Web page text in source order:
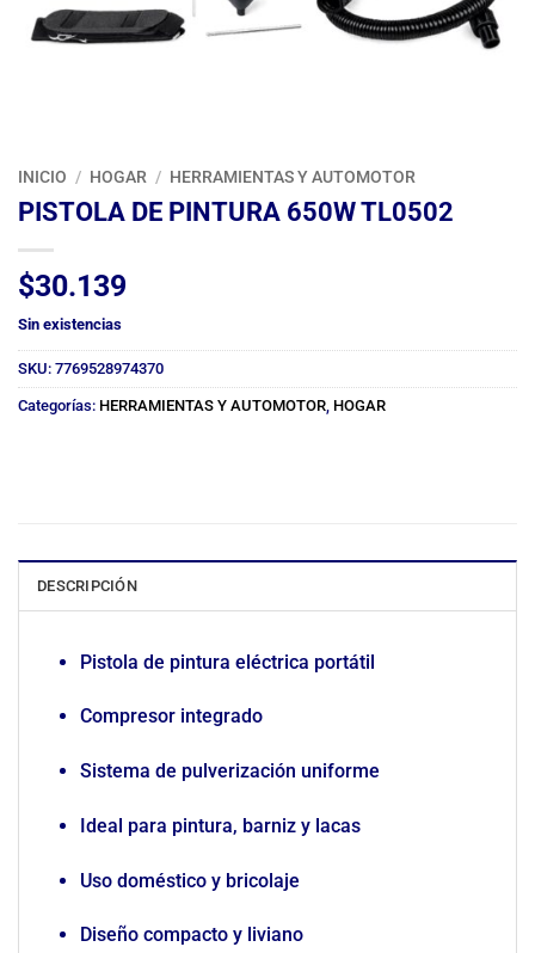
INICIO / HOGAR / HERRAMIENTAS Y AUTOMOTOR
PISTOLA DE PINTURA 650W TL0502
$30.139
Sin existencias
SKU: 7769528974370
Categorías: HERRAMIENTAS Y AUTOMOTOR HOGAR
DESCRIPCIÓN
Pistola de pintura eléctrica portátil
Compresor integrado
Sistema de pulverización uniforme
Ideal para pintura, barniz y lacas
Uso doméstico y bricolaje
Diseño compacto y liviano